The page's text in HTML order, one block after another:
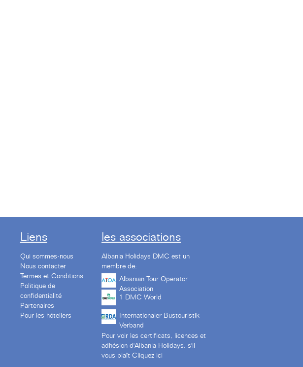
Liens
Qui sommes-nous
Nous contacter
Termes et Conditions
Politique de
confidentialité
Partenaires
Pour les hôteliers
les associations
Albania Holidays DMC est un
membre de:
Albanian Tour Operator
Association
1 DMC World
Internationaler Bustouristik
Verband
Pour voir les certificats, licences et
adhésion d'Albania Holidays, s'il
vous plaît Cliquez ici